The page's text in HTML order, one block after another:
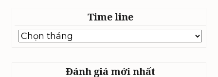
Time line
Time
line
Đánh giá mới nhất